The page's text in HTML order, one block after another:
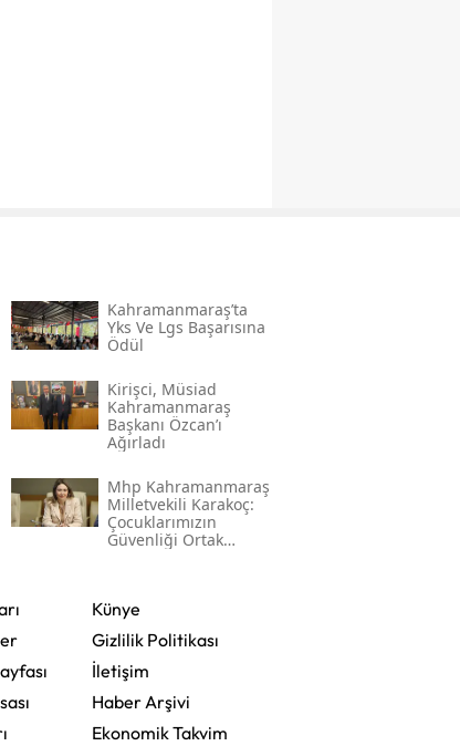
Kahramanmaraş’ta
Yks Ve Lgs Başarısına
Ödül
Kirişci, Müsi̇ad
Kahramanmaraş
Başkanı Özcan’ı
Ağırladı
Mhp Kahramanmaraş
Milletvekili Karakoç:
Çocuklarımızın
Güvenliği Ortak
Künye
Gizlilik Politikası
İletişim
Haber Arşivi
Ekonomik Takvim